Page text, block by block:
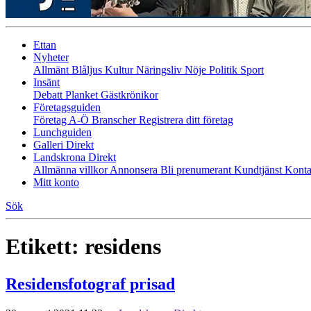
Ettan
Nyheter
Allmänt Blåljus KulturNäringsliv Nöje Politik Sport
Insänt
Debatt Planket Gästkrönikor
Företagsguiden
Företag A-Ö BranscherRegistrera ditt företag
Lunchguiden
Galleri Direkt
Landskrona Direkt
Allmänna villkorAnnonsera Bli prenumerant Kundtjänst
Mitt konto
Sök
Etikett: residens
Residensfotograf prisad